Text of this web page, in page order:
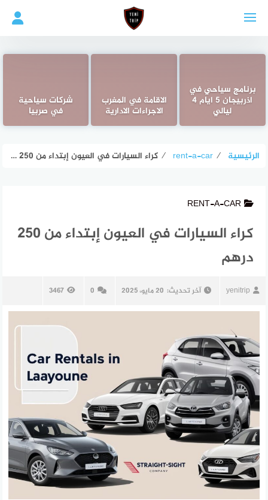
برنامج سياحي في
اذربيجان 5 ايام 4
ليالي
الاقامة في المغرب
الاجراءات الادارية
شركات سياحية
في صربيا
الرئيسية ⁄
rent-a-car
⁄ كراء السيارات في العيون إبتداء من 250 درهم
RENT-A-CAR
كراء السيارات في العيون إبتداء من 250
درهم
yenitrip آخر تحديث: 20 مايو، 2025 0
3467